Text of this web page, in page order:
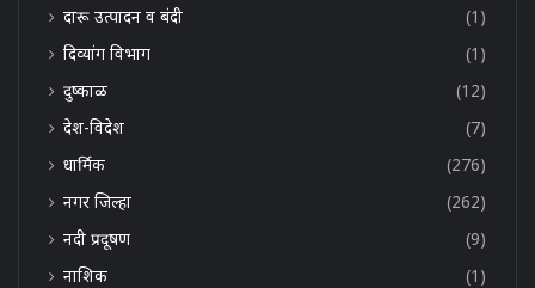
दारू उत्पादन व बंदी
(1)
दिव्यांग विभाग
(1)
दुष्काळ
(12)
देश-विदेश
(7)
धार्मिक
(276)
नगर जिल्हा
(262)
नदी प्रदूषण
(9)
नाशिक
(1)